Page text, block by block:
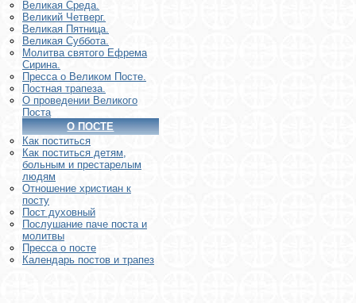
Великая Среда.
Великий Четверг.
Великая Пятница.
Великая Суббота.
Молитва святого Ефрема
Сирина.
Пресса о Великом Посте.
Постная трапеза.
О проведении Великого
Поста
О ПОСТЕ
Как поститься
Как поститься детям,
больным и престарелым
людям
Отношение христиан к
посту
Пост духовный
Послушание паче поста и
молитвы
Пресса о посте
Календарь постов и трапез